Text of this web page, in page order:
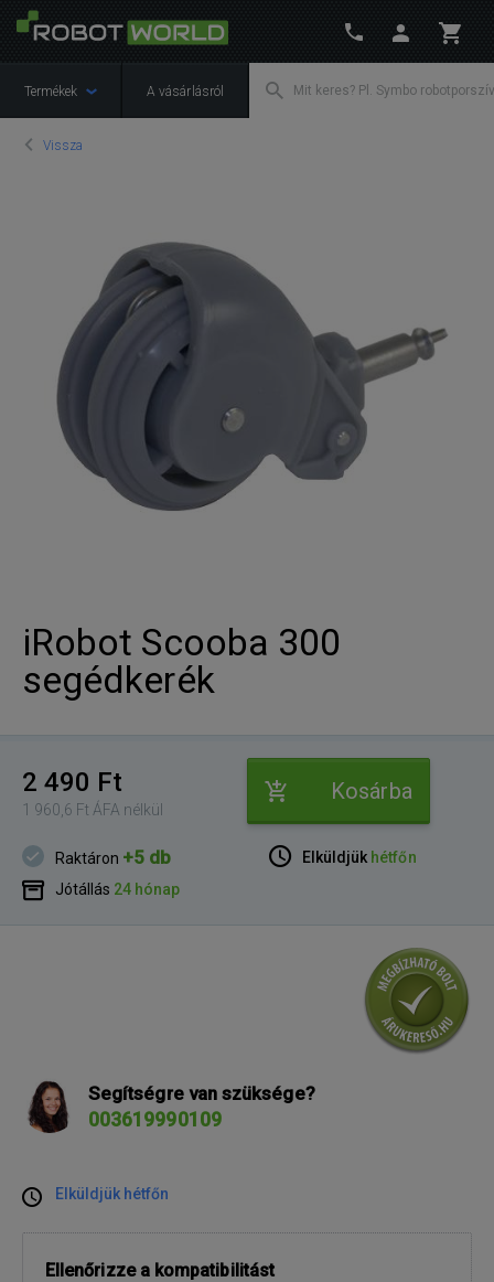
Termékek A vásárlásról
Vissza
iRobot Scooba 300
segédkerék
2 490 Ft
1 960,6 Ft ÁFA nélkül
Kosárba
Raktáron +5 db
Jótállás 24 hónap
Elküldjük hétfőn
Segítségre van szüksége?
003619990109
Elküldjük hétfőn
Ellenőrizze a kompatibilitást